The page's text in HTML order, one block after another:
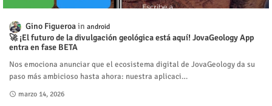
Gino Figueroa android
🚀 ¡El futuro de la divulgación geológica está aquí! JovaGeology App
entra en fase BETA
Nos emociona anunciar que el ecosistema digital de JovaGeology da su
paso más ambicioso hasta ahora: nuestra aplicaci…
marzo 14, 2026